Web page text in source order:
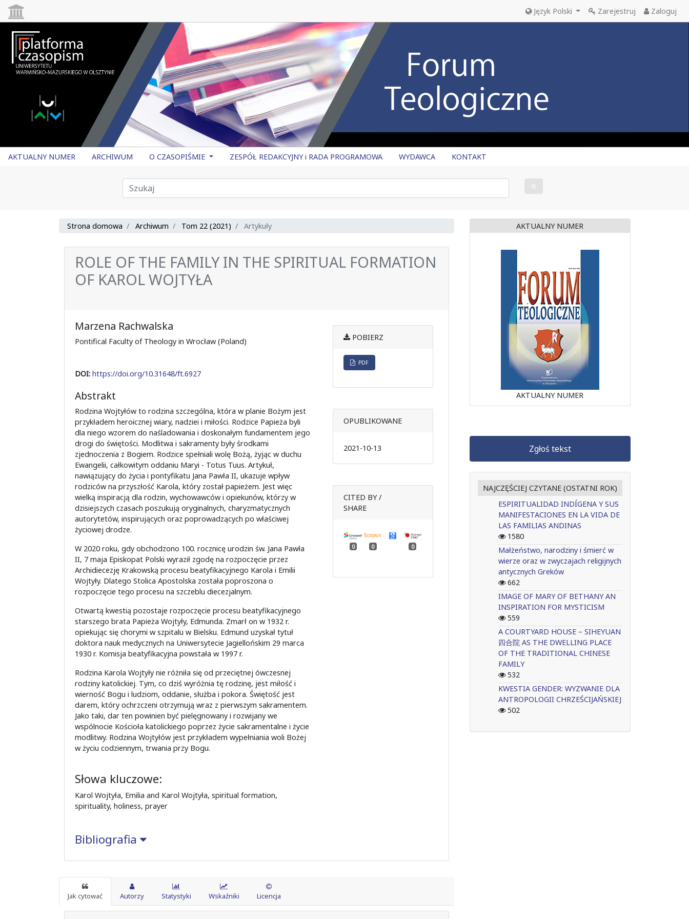
Język Polski Zarejestruj Zaloguj
AKTUALNY NUMER ARCHIWUM O CZASOPIŚMIE ZESPÓŁ REDAKCYJNY i RADA PROGRAMOWA WYDAWCA KONTAKT
Strona domowa Archiwum Tom 22 (2021) Artykuły
ROLE OF THE FAMILY IN THE SPIRITUAL FORMATION
OF KAROL WOJTYŁA
Marzena Rachwalska
Pontifical Faculty of Theology in Wrocław (Poland)
DOI: https://doi.org/10.31648/ft.6927
Abstrakt
Rodzina Wojtyłów to rodzina szczególna, która w planie Bożym jest
przykładem heroicznej wiary, nadziei i miłości. Rodzice Papieża byli
dla niego wzorem do naśladowania i doskonałym fundamentem jego
drogi do świętości. Modlitwa i sakramenty były środkami
zjednoczenia z Bogiem. Rodzice spełniali wolę Bożą, żyjąc w duchu
Ewangelii, całkowitym oddaniu Maryi - Totus Tuus. Artykuł,
nawiązujący do życia i pontyfikatu Jana Pawła II, ukazuje wpływ
rodziców na przyszłość Karola, który został papieżem. Jest więc
wielką inspiracją dla rodzin, wychowawców i opiekunów, którzy w
dzisiejszych czasach poszukują oryginalnych, charyzmatycznych
autorytetów, inspirujących oraz poprowadzących po właściwej
życiowej drodze.
W 2020 roku, gdy obchodzono 100. rocznicę urodzin św. Jana Pawła
II, 7 maja Episkopat Polski wyraził zgodę na rozpoczęcie przez
Archidiecezję Krakowską procesu beatyfikacyjnego Karola i Emilii
Wojtyły. Dlatego Stolica Apostolska została poproszona o
rozpoczęcie tego procesu na szczeblu diecezjalnym.
Otwartą kwestią pozostaje rozpoczęcie procesu beatyfikacyjnego
starszego brata Papieża Wojtyły, Edmunda. Zmarł on w 1932 r.
opiekując się chorymi w szpitalu w Bielsku. Edmund uzyskał tytuł
doktora nauk medycznych na Uniwersytecie Jagiellońskim 29 marca
1930 r. Komisja beatyfikacyjna powstała w 1997 r.
Rodzina Karola Wojtyły nie różniła się od przeciętnej ówczesnej
rodziny katolickiej. Tym, co dziś wyróżnia tę rodzinę, jest miłość i
wierność Bogu i ludziom, oddanie, służba i pokora. Świętość jest
darem, który ochrzczeni otrzymują wraz z pierwszym sakramentem.
Jako taki, dar ten powinien być pielęgnowany i rozwijany we
wspólnocie Kościoła katolickiego poprzez życie sakramentalne i życie
modlitwy. Rodzina Wojtyłów jest przykładem wypełniania woli Bożej
w życiu codziennym, trwania przy Bogu.
Słowa kluczowe:
Karol Wojtyła, Emilia and Karol Wojtyła, spiritual formation,
spirituality, holiness, prayer
Bibliografia
POBIERZ
PDF
OPUBLIKOWANE
2021-10-13
CITED BY /
SHARE
0 0 0
Jak cytować Autorzy Statystyki Wskaźniki Licencja
AKTUALNY NUMER
AKTUALNY NUMER
Zgłoś tekst
NAJCZĘŚCIEJ CZYTANE (OSTATNI ROK)
ESPIRITUALIDAD INDÍGENA Y SUS
MANIFESTACIONES EN LA VIDA DE
LAS FAMILIAS ANDINAS
1580
Małżeństwo, narodziny i śmierć w
wierze oraz w zwyczajach religijnych
antycznych Greków
662
IMAGE OF MARY OF BETHANY AN
INSPIRATION FOR MYSTICISM
559
A COURTYARD HOUSE – SIHEYUAN
四合院 AS THE DWELLING PLACE
OF THE TRADITIONAL CHINESE
FAMILY
532
KWESTIA GENDER: WYZWANIE DLA
ANTROPOLOGII CHRZEŚCIJAŃSKIEJ
502